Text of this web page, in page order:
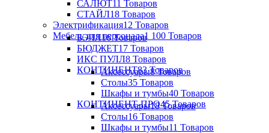
САЛЮТ11 Товаров
СТАЙЛ18 Товаров
Электрификация12 Товаров
Мебель для персонала1 100 Товаров
БЭЛЛ16 Товаров
БЮДЖЕТ17 Товаров
ИКС ПУЛЛ8 Товаров
КОНТИНЕНТ83 Товаров
Аксессуары8 Товаров
Столы35 Товаров
Шкафы и тумбы40 Товаров
КОНТИНЕНТ-ПРО45 Товаров
Аксессуары18 Товаров
Столы16 Товаров
Шкафы и тумбы11 Товаров